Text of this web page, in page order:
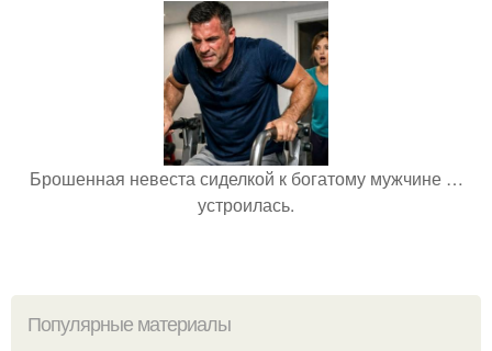
Брошенная невеста сиделкой к богатому мужчине …
устроилась.
Популярные материалы